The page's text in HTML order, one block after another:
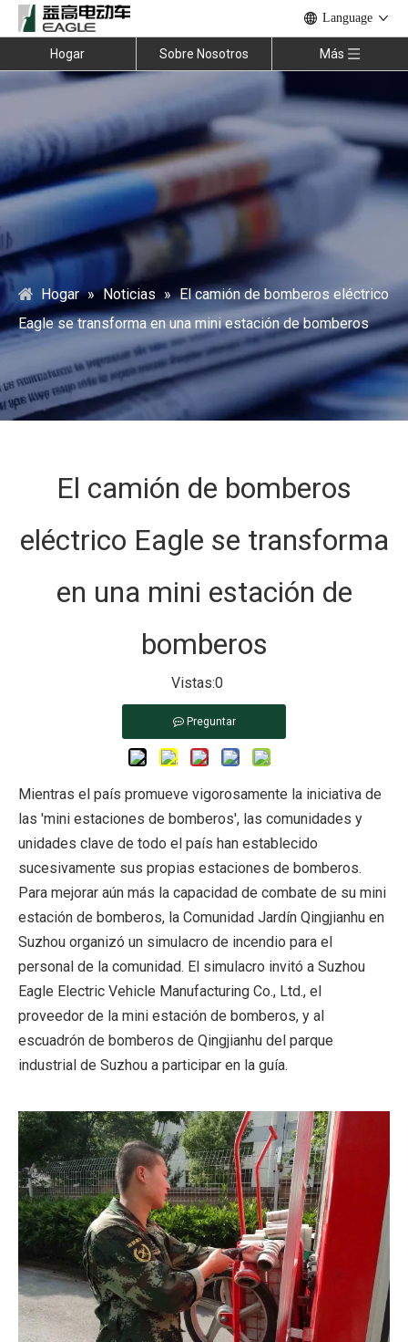
Language
Hogar Sobre Nosotros Más
Hogar » Noticias » El camión de bomberos eléctrico
Eagle se transforma en una mini estación de bomberos
El camión de bomberos
eléctrico Eagle se transforma
en una mini estación de
bomberos
Vistas:0
Preguntar
Mientras el país promueve vigorosamente la iniciativa de
las 'mini estaciones de bomberos', las comunidades y
unidades clave de todo el país han establecido
sucesivamente sus propias estaciones de bomberos.
Para mejorar aún más la capacidad de combate de su mini
estación de bomberos, la Comunidad Jardín Qingjianhu en
Suzhou organizó un simulacro de incendio para el
personal de la comunidad. El simulacro invitó a Suzhou
Eagle Electric Vehicle Manufacturing Co., Ltd., el
proveedor de la mini estación de bomberos, y al
escuadrón de bomberos de Qingjianhu del parque
industrial de Suzhou a participar en la guía.